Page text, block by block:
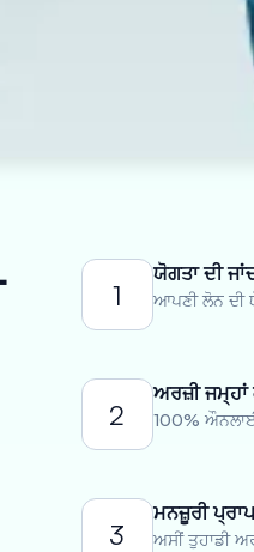
1
ਯੋਗਤਾ ਦੀ
ਆਪਣੀ ਲੋਨ ਦੀ
2
ਅਰਜ਼ੀ ਜਮ੍ਹਾਂ
100%
3
ਮਨਜ਼ੂਰੀ
ਅਸੀਂ ਤੁਹਾਡੀ